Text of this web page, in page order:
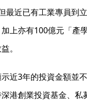
最近已有工業專員
上亦有100億元「
。
近3年的投資金額
港創業投資基金、